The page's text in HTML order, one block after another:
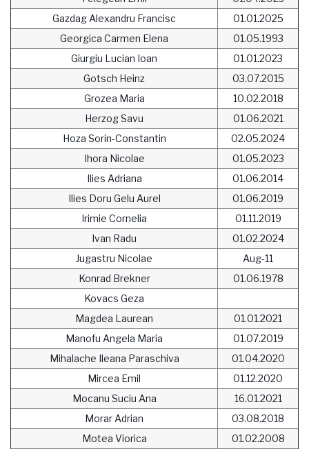
Gazdag Alexandru Francisc
01.01.2025
Georgica Carmen Elena
01.05.1993
Giurgiu Lucian Ioan
01.01.2023
Gotsch Heinz
03.07.2015
Grozea Maria
10.02.2018
Herzog Savu
01.06.2021
Hoza Sorin-Constantin
02.05.2024
Ihora Nicolae
01.05.2023
Ilies Adriana
01.06.2014
Ilies Doru Gelu Aurel
01.06.2019
Irimie Cornelia
01.11.2019
Ivan Radu
01.02.2024
Jugastru Nicolae
Aug-11
Konrad Brekner
01.06.1978
Kovacs Geza
Magdea Laurean
01.01.2021
Manofu Angela Maria
01.07.2019
Mihalache Ileana Paraschiva
01.04.2020
Mircea Emil
01.12.2020
Mocanu Suciu Ana
16.01.2021
Morar Adrian
03.08.2018
Motea Viorica
01.02.2008